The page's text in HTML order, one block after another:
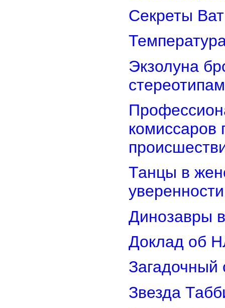
Секреты
Экзолуна
стереотипам
комиссаров
Танцы в
Динозавры
Доклад об
Загадочный
Звезда